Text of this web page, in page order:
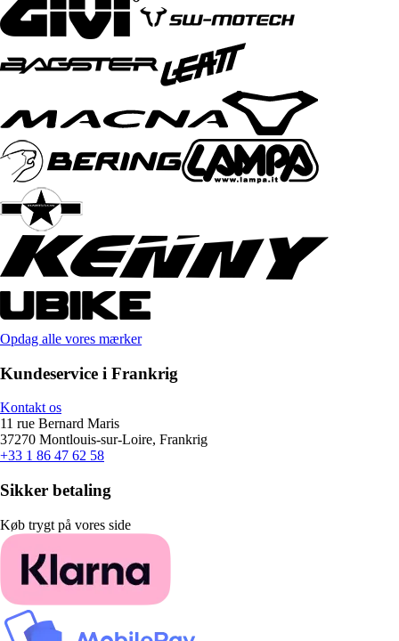
Opdag alle vores mærker
Kundeservice i Frankrig
Kontakt os
11 rue Bernard Maris
37270 Montlouis-sur-Loire, Frankrig
+33 1 86 47 62 58
Sikker betaling
Køb trygt på vores side